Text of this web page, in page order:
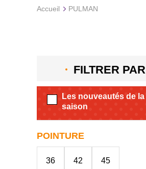
Accueil PULMAN
FILTRER PAR
Les nouveautés de la
saison
POINTURE
36 42 45